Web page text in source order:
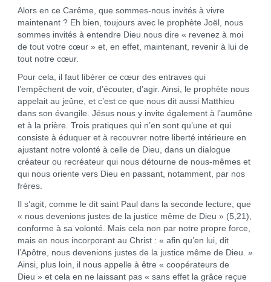
Alors en ce Carême, que sommes-nous invités à vivre
maintenant ? Eh bien, toujours avec le prophète Joël, nous
sommes invités à entendre Dieu nous dire « revenez à moi
de tout votre cœur » et, en effet, maintenant, revenir à lui de
tout notre cœur.
Pour cela, il faut libérer ce cœur des entraves qui
l’empêchent de voir, d’écouter, d’agir. Ainsi, le prophète nous
appelait au jeûne, et c’est ce que nous dit aussi Matthieu
dans son évangile. Jésus nous y invite également à l’aumône
et à la prière. Trois pratiques qui n’en sont qu’une et qui
consiste à éduquer et à recouvrer notre liberté intérieure en
ajustant notre volonté à celle de Dieu, dans un dialogue
créateur ou recréateur qui nous détourne de nous-mêmes et
qui nous oriente vers Dieu en passant, notamment, par nos
frères.
Il s’agit, comme le dit saint Paul dans la seconde lecture, que
« nous devenions justes de la justice même de Dieu » (5,21),
conforme à sa volonté. Mais cela non par notre propre force,
mais en nous incorporant au Christ : « afin qu’en lui, dit
l’Apôtre, nous devenions justes de la justice même de Dieu. »
Ainsi, plus loin, il nous appelle à être « coopérateurs de
Dieu » et cela en ne laissant pas « sans effet la grâce reçue